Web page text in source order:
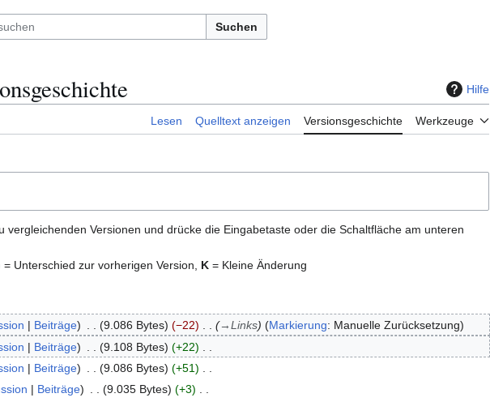
Suchen
Hilfe
Lesen Quelltext anzeigen Versionsgeschichte Werkzeuge
Versionen und drücke die Eingabetaste oder die Schaltfläche am unteren
= Unterschied zur vorherigen Version, K = Kleine Änderung
Beiträge 9.086 Bytes −22 →Links Markierung: Manuelle Zurücksetzung
Beiträge 9.108 Bytes
+22
Beiträge 9.086 Bytes
+51
Beiträge 9.035 Bytes
+3